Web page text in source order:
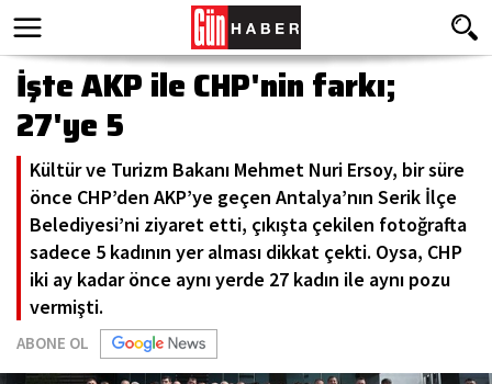
İşte AKP ile CHP'nin farkı;
27'ye 5
Kültür ve Turizm Bakanı Mehmet Nuri Ersoy, bir süre
önce CHP’den AKP’ye geçen Antalya’nın Serik İlçe
Belediyesi’ni ziyaret etti, çıkışta çekilen fotoğrafta
sadece 5 kadının yer alması dikkat çekti. Oysa, CHP
iki ay kadar önce aynı yerde 27 kadın ile aynı pozu
vermişti.
ABONE OL